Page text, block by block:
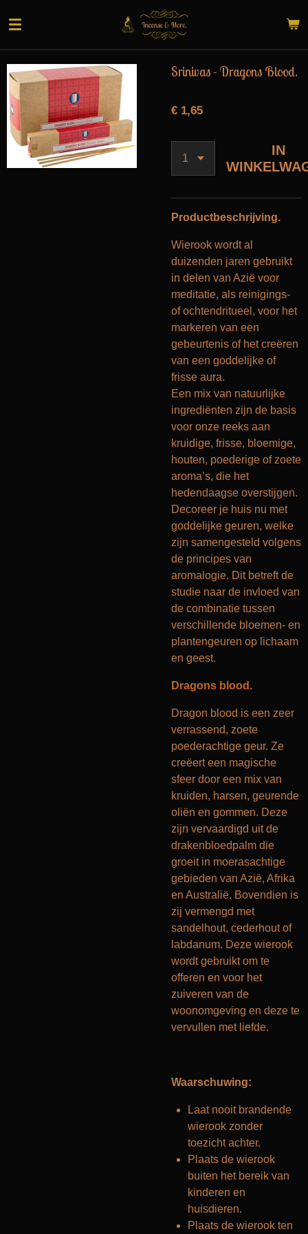
direct
naar
de
hoofdinhoud
Srinivas - Dragons Blood.
€ 1,65
IN
Productbeschrijving.
Wierook wordt al
duizenden jaren gebruikt
in delen van Azië voor
meditatie, als reinigings-
of ochtendritueel, voor het
markeren van een
gebeurtenis of het creëren
van een goddelijke of
frisse aura.
Een mix van natuurlijke
ingrediënten zijn de basis
voor onze reeks aan
kruidige, frisse, bloemige,
houten, poederige of zoete
aroma’s, die het
hedendaagse overstijgen.
Decoreer je huis nu met
goddelijke geuren, welke
zijn samengesteld volgens
de principes van
aromalogie. Dit betreft de
studie naar de invloed van
de combinatie tussen
verschillende bloemen- en
plantengeuren op lichaam
en geest.
Dragons blood.
Dragon blood is een zeer
verrassend, zoete
poederachtige geur. Ze
creëert een magische
sfeer door een mix van
kruiden, harsen, geurende
oliën en gommen. Deze
zijn vervaardigd uit de
drakenbloedpalm die
groeit in moerasachtige
gebieden van Azië, Afrika
en Australië. Bovendien is
zij vermengd met
sandelhout, cederhout of
labdanum. Deze wierook
wordt gebruikt om te
offeren en voor het
zuiveren van de
woonomgeving en deze te
vervullen met liefde.
Waarschuwing:
Laat nooit brandende
wierook zonder
toezicht achter.
Plaats de wierook
buiten het bereik van
kinderen en
huisdieren.
Plaats de wierook ten